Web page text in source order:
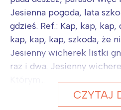
Jesienna pogoda, lata
gdzieś. Ref.: Kap, kap,
kap, kap, kap, szkoda, że
Jesienny wicherek listki
raz i dwa. Jesienny
CZYTAJ